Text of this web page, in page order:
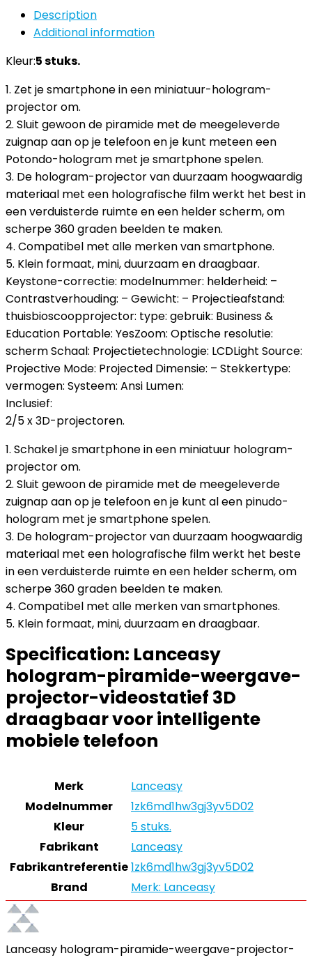
Description
Additional information
Kleur:5 stuks.
1. Zet je smartphone in een miniatuur-hologram-
projector om.
2. Sluit gewoon de piramide met de meegeleverde
zuignap aan op je telefoon en je kunt meteen een
Potondo-hologram met je smartphone spelen.
3. De hologram-projector van duurzaam hoogwaardig
materiaal met een holografische film werkt het best in
een verduisterde ruimte en een helder scherm, om
scherpe 360 graden beelden te maken.
4. Compatibel met alle merken van smartphone.
5. Klein formaat, mini, duurzaam en draagbaar.
Keystone-correctie: modelnummer: helderheid: –
Contrastverhouding: – Gewicht: – Projectieafstand:
thuisbioscoopprojector: type: gebruik: Business &
Education Portable: YesZoom: Optische resolutie:
scherm Schaal: Projectietechnologie: LCDLight Source:
Projective Mode: Projected Dimensie: – Stekkertype:
vermogen: Systeem: Ansi Lumen:
Inclusief:
2/5 x 3D-projectoren.
1. Schakel je smartphone in een miniatuur hologram-
projector om.
2. Sluit gewoon de piramide met de meegeleverde
zuignap aan op je telefoon en je kunt al een pinudo-
hologram met je smartphone spelen.
3. De hologram-projector van duurzaam hoogwaardig
materiaal met een holografische film werkt het beste
in een verduisterde ruimte en een helder scherm, om
scherpe 360 graden beelden te maken.
4. Compatibel met alle merken van smartphones.
5. Klein formaat, mini, duurzaam en draagbaar.
Specification: Lanceasy
hologram-piramide-weergave-
projector-videostatief 3D
draagbaar voor intelligente
mobiele telefoon
Merk
‎Lanceasy
Modelnummer
‎1zk6md1hw3gj3yv5D02
Kleur
‎5 stuks.
Fabrikant
‎Lanceasy
Fabrikantreferentie‎1zk6md1hw3gj3yv5D02
Brand
Merk: Lanceasy
Lanceasy hologram-piramide-weergave-projector-